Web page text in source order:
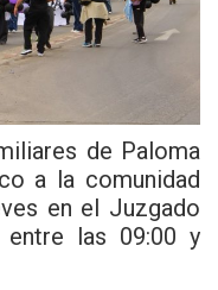
de Paloma
a la comunidad
en el Juzgado
entre las 09:00 y